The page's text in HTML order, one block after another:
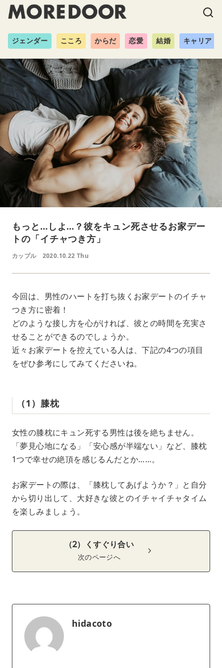
ジェンダー こころ からだ 恋愛 結婚 キャリア
もっと…しよ…？彼をキュン死させるお家デー
トの「イチャつき方」
カップル 2020.10.22 Thu
今回は、男性のハートを打ち抜くお家デートのイチャ
つき方に密着！
どのような接し方を心がければ、彼との時間を充実さ
せることができるのでしょうか。
近々お家デートを控えている人は、下記の4つの項目
をぜひ参考にしてみてくださいね。
（1）膝枕
女性の膝枕にキュン死する男性は後を絶ちません。
「夢見心地になる」「安心感が半端ない」など、膝枕
1つで幸せの絶頂を感じるんだとか……。
お家デートの際は、「膝枕してあげようか？」と自分
から切り出して、大好きな彼とのイチャイチャタイム
を楽しみましょう。
（2）くすぐり合い
次のページへ
hidacoto